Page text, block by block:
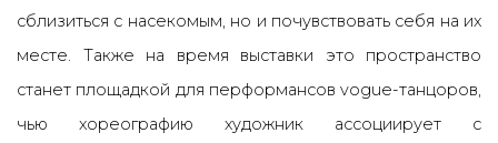
сблизиться с насекомым, но и почувствовать себя на их
месте. Также на время выставки это пространство
станет площадкой для перформансов vogue-танцоров,
чью хореографию художник ассоциирует с